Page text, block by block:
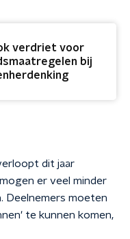
verdriet voor
bij
dit jaar
er veel minder
Deelnemers moeten
te kunnen komen,